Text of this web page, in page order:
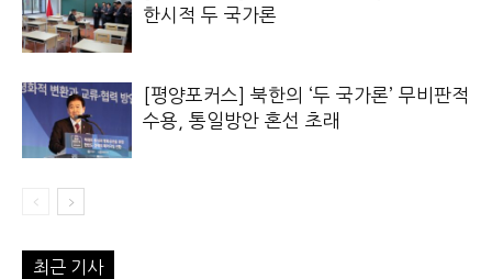
한시적 두 국가론
[평양포커스] 북한의 ‘두 국가론’ 무비판적
수용, 통일방안 혼선 초래
최근 기사